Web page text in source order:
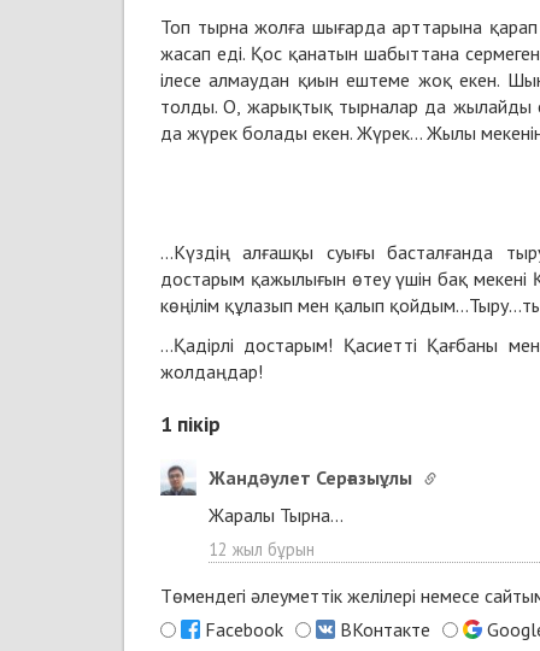
Топ тырна жолға шығарда арттарына
жасап еді. Қос қанатын шабыттана
ілесе алмаудан қиын ештеме жоқ екен.
толды. О, жарықтық тырналар да жылайды
да жүрек болады екен. Жүрек... Жылы
...Күздің алғашқы суығы басталғанда
достарым қажылығын өтеу үшін бақ мекені
көңілім құлазып мен қалып
...Қадірлі достарым! Қасиетті Қағбаны
жолдаңдар!
1 пікір
Жандəулет Серғазыұлы
Жаралы Тырна...
12 жыл бұрын
Төмендегі әлеуметтік желілері немесе
Facebook
ВКонтакте